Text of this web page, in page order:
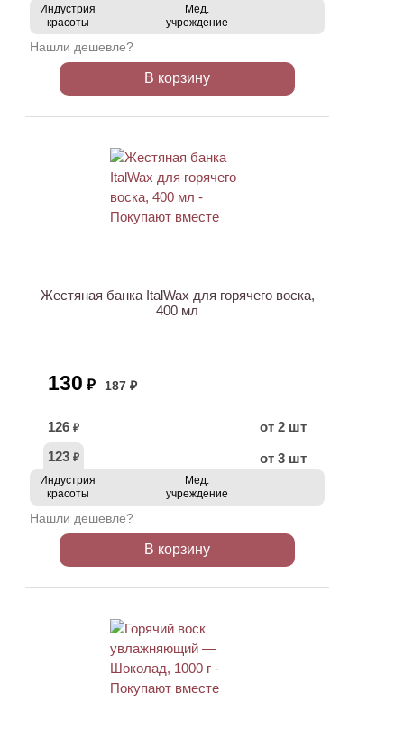
Индустрия
красоты
Мед.
учреждение
Нашли дешевле?
В корзину
Жестяная банка ItalWax для горячего воска,
400 мл
130 ₽ 187 ₽
126 ₽
от 2 шт
123 ₽ от 3 шт
Индустрия
красоты
Мед.
учреждение
Нашли дешевле?
В корзину